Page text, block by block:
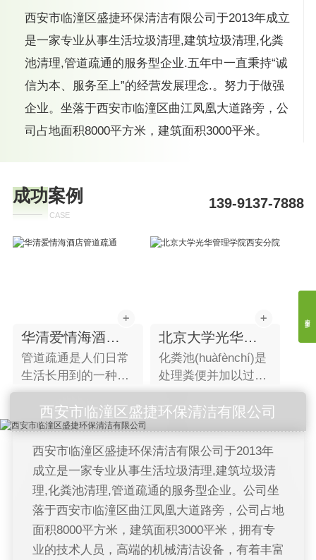
西安市临潼区盛捷环保清洁有限公司于2013年成立
是一家专业从事生活垃圾清理,建筑垃圾清理,化粪
池清理,管道疏通的服务型企业.五年中一直秉持“诚
信为本、服务至上”的经营发展理念.。努力于做强
企业。坐落于西安市临潼区曲江凤凰大道路旁，公
司占地面积8000平方米，建筑面积3000平米。
成功案例
CASE
139-9137-7888
华清爱情海酒店管道疏通
管道疏通是人们日常
生活长用到的一种维
修服务，一般指家庭
下水管道疏通，厕所
管道疏通，工业管道
疏通清洗。原理是通
过旋转把能有弯度弹
性的钢丝转进堵塞的
下水管道里，把堵塞
物布条，头发之类的
东西带出来。
北京大学光华管理学院西安分院
化粪池(huàfènchí)是
处理粪便并加以过滤
沉淀的设备。其原理
是固化物在池底分
解，上层的水化物
体，进入管道流走，
防止了管道堵塞，给
固化物体(粪便等垃
圾)有充足的时间水
解。 化粪池(septic
tank)指的是将生活污
水分格沉淀，及对污
沉
解
西安市临潼区盛捷环保清洁有限公司
西安市临潼区盛捷环保清洁有限公司于2013年
成立是一家专业从事生活垃圾清理,建筑垃圾清
理,化粪池清理,管道疏通的服务型企业。公司坐
落于西安市临潼区曲江凤凰大道路旁，公司占地
面积8000平方米，建筑面积3000平米，拥有专
业的技术人员，高端的机械清洁设备，有着丰富